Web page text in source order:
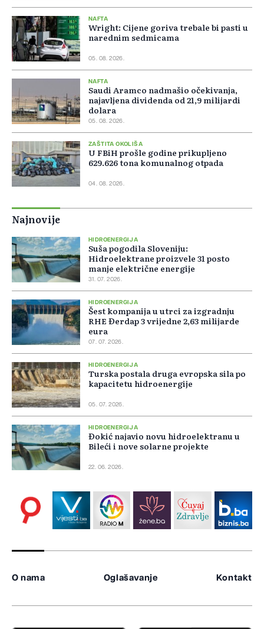
NAFTA
Wright: Cijene goriva trebale bi pasti u
narednim sedmicama
05. 08. 2026.
NAFTA
Saudi Aramco nadmašio očekivanja,
najavljena dividenda od 21,9 milijardi
dolara
05. 08. 2026.
ZAŠTITA OKOLIŠA
U FBiH prošle godine prikupljeno
629.626 tona komunalnog otpada
04. 08. 2026.
Najnovije
HIDROENERGIJA
Suša pogodila Sloveniju:
Hidroelektrane proizvele 31 posto
manje električne energije
31. 07. 2026.
HIDROENERGIJA
Šest kompanija u utrci za izgradnju
RHE Đerdap 3 vrijedne 2,63 milijarde
eura
07. 07. 2026.
HIDROENERGIJA
Turska postala druga evropska sila po
kapacitetu hidroenergije
05. 07. 2026.
HIDROENERGIJA
Đokić najavio novu hidroelektranu u
Bileći i nove solarne projekte
22. 06. 2026.
O nama Oglašavanje Kontakt